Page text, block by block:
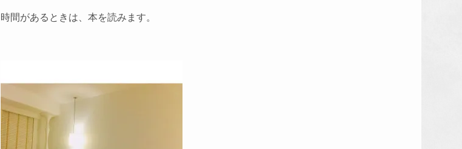
時間があるときは、本を読みます。